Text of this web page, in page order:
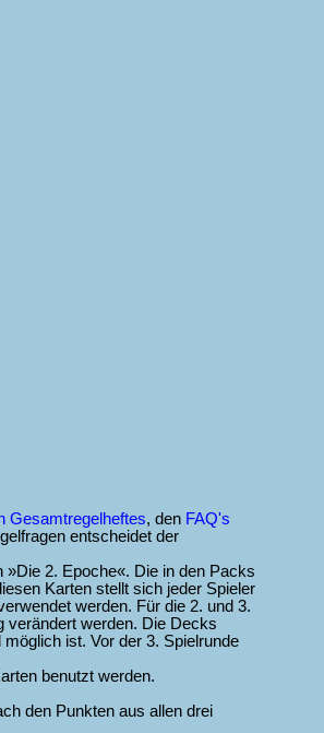
Gesamtregelheftes, den FAQ's
entscheidet der
»Die 2. Epoche«. Die in den Packs
Karten stellt sich jeder Spieler
werden. Für die 2. und 3.
verändert werden. Die Decks
ist. Vor der 3. Spielrunde
benutzt werden.
den Punkten aus allen drei